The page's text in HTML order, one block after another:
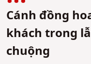
Cánh đồng
khách trong
chuộng